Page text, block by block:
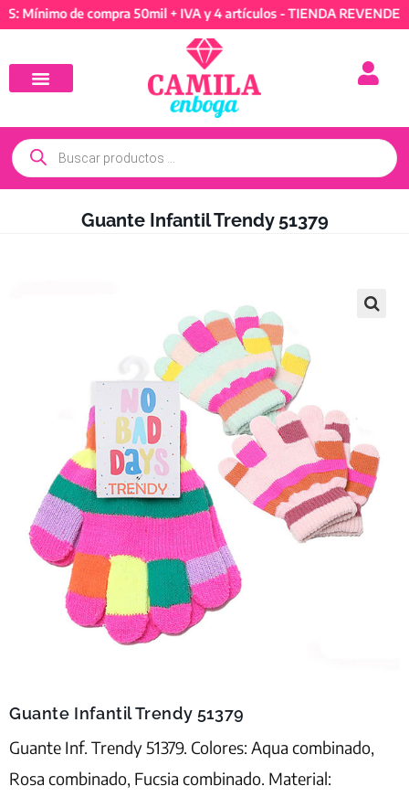
Mínimo de compra 50mil + IVA y 4 artículos - TIENDA
Guante Infantil Trendy 51379
Guante Infantil Trendy 51379
Guante Inf. Trendy 51379. Colores: Aqua combinado,
Rosa combinado, Fucsia combinado. Material: